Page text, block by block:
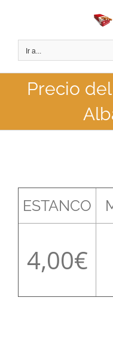
contenido
Ir a...
Precio
ESTANCO
4,00